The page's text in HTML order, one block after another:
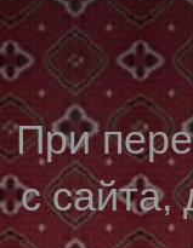
При
с